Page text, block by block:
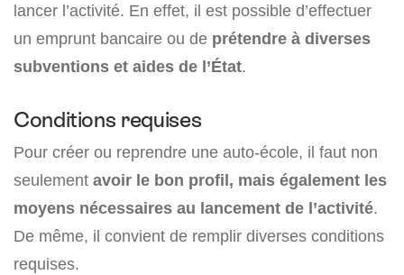
lancer l’activité. En effet, il est possible d’effectuer
un emprunt bancaire ou de prétendre à diverses
subventions et aides de l’État.
Conditions requises
Pour créer ou reprendre une auto-école, il faut non
seulement avoir le bon profil, mais également les
moyens nécessaires au lancement de l’activité.
De même, il convient de remplir diverses conditions
requises.